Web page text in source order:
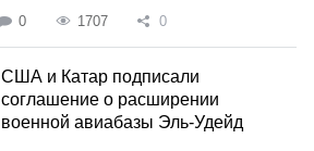
0 1707 0
США и Катар подписали
соглашение о расширении
военной авиабазы Эль-Удейд